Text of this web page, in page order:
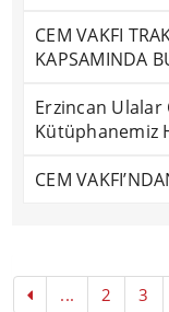
CEM VAKFI
KAPSAMINDA
Erzincan Ulalar
Kütüphanemiz
CEM
... 2 3